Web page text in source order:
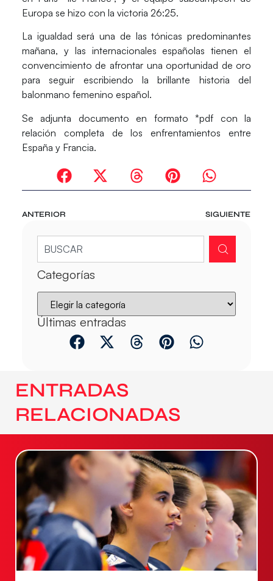
Europa se hizo con la victoria 26:25.
La igualdad será una de las tónicas predominantes
mañana, y las internacionales españolas tienen el
convencimiento de afrontar una oportunidad de oro
para seguir escribiendo la brillante historia del
balonmano femenino español.
Se adjunta documento en formato *pdf con la
relación completa de los enfrentamientos entre
España y Francia.
ANTERIOR SIGUIENTE
Categorías
Últimas entradas
ENTRADAS
RELACIONADAS